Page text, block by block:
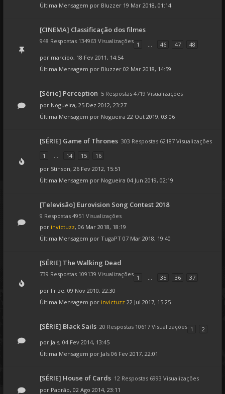
Última Mensagem por Bluzzer 19 Mar 2018, 01:14
[CINEMA] Classificação dos filmes
948 Respostas 134963 Visualizações 1 ... 46 47
48
por marcioo, 18 Fev 2011, 14:54
Última Mensagem por Bluzzer 02 Mar 2018, 14:59
[Série] Perception 5 Respostas 4719 Visualizações
por Nogueira, 25 Dez 2012, 23:27
Última Mensagem por Nogueira 22 Out 2019, 03:06
[SÉRIE] Game of Thrones 303 Respostas 62187 Visualizações
1
... 14 15
16
por Stinson, 26 Fev 2012, 15:51
Última Mensagem por Nogueira 04 Jun 2019, 02:19
[Televisão] Eurovision Song Contest 2018
9 Respostas 4951 Visualizações
por invictuzz, 06 Mar 2018, 18:19
Última Mensagem por TugaPT 07 Mar 2018, 19:40
[SÉRIE] The Walking Dead
739 Respostas 109139 Visualizações 1 ... 35 36
37
por Frize, 09 Nov 2010, 22:30
Última Mensagem por invictuzz 22 Jul 2017, 15:25
[SÉRIE] Black Sails 20 Respostas 10617 Visualizações 1
2
por Jals, 04 Fev 2014, 13:45
Última Mensagem por Jals 06 Fev 2017, 22:01
[SÉRIE] House of Cards 12 Respostas 6993 Visualizações
por Padrão, 02 Ago 2014, 23:11